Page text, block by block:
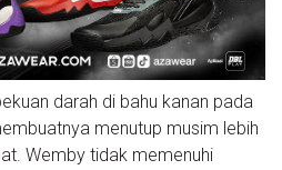
darah di bahu kanan pada
menutup musim lebih
Wemby tidak memenuhi